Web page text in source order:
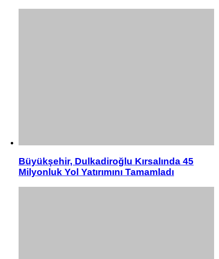
Büyükşehir, Dulkadiroğlu Kırsalında 45
Milyonluk Yol Yatırımını Tamamladı